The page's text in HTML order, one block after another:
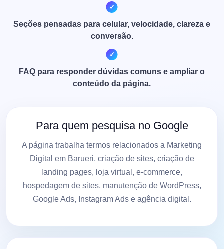
Seções pensadas para celular, velocidade, clareza e
conversão.
FAQ para responder dúvidas comuns e ampliar o
conteúdo da página.
Para quem pesquisa no Google
A página trabalha termos relacionados a Marketing
Digital em Barueri, criação de sites, criação de
landing pages, loja virtual, e-commerce,
hospedagem de sites, manutenção de WordPress,
Google Ads, Instagram Ads e agência digital.